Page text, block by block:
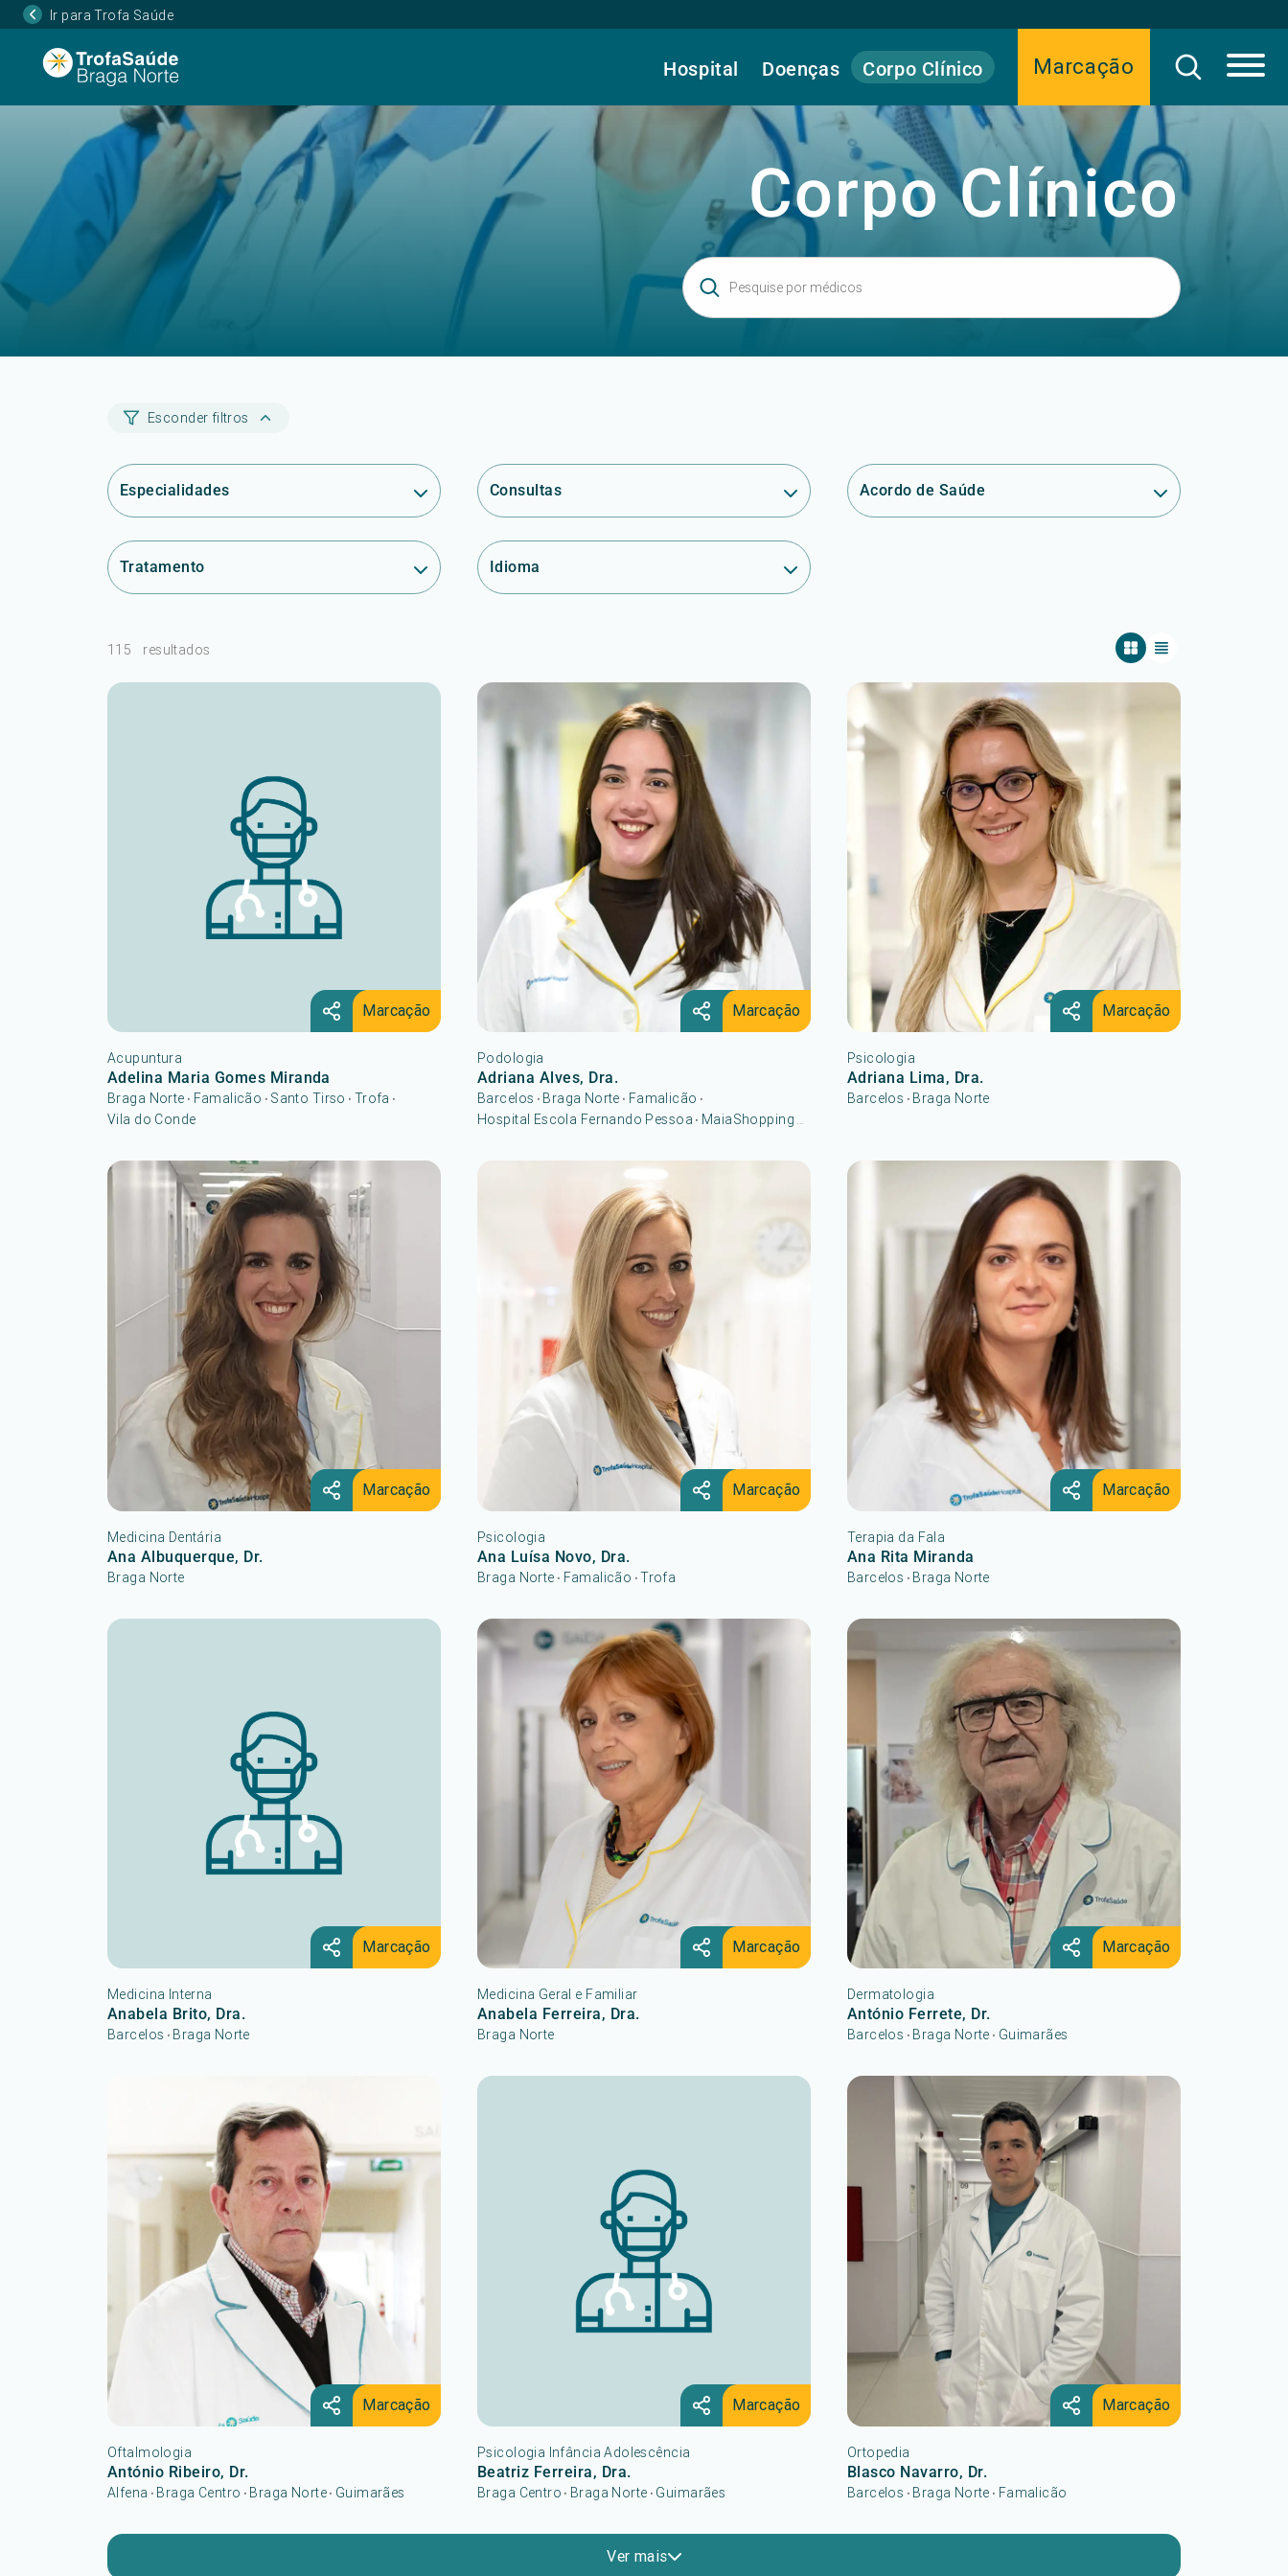
Ir para Trofa Saúde
Marcação
Hospital Doenças Corpo Clínico
Corpo Clínico
Esconder filtros
Especialidades Consultas Acordo de Saúde
Tratamento Idioma
115 resultados
Marcação
Acupuntura
Adelina Maria Gomes Miranda
Braga Norte • Famalicão • Santo Tirso • Trofa •
Vila do Conde
Marcação
Podologia
Adriana Alves, Dra.
Barcelos • Braga Norte • Famalicão •
Hospital Escola Fernando Pessoa • MaiaShopping ...
Marcação
Psicologia
Adriana Lima, Dra.
Barcelos • Braga Norte
Marcação
Medicina Dentária
Ana Albuquerque, Dr.
Braga Norte
Marcação
Psicologia
Ana Luísa Novo, Dra.
Braga Norte • Famalicão • Trofa
Marcação
Terapia da Fala
Ana Rita Miranda
Barcelos • Braga Norte
Marcação
Medicina Interna
Anabela Brito, Dra.
Barcelos • Braga Norte
Marcação
Medicina Geral e Familiar
Anabela Ferreira, Dra.
Braga Norte
Marcação
Dermatologia
António Ferrete, Dr.
Barcelos • Braga Norte • Guimarães
Marcação
Oftalmologia
António Ribeiro, Dr.
Alfena • Braga Centro • Braga Norte • Guimarães
Marcação
Psicologia Infância Adolescência
Beatriz Ferreira, Dra.
Braga Centro • Braga Norte • Guimarães
Marcação
Ortopedia
Blasco Navarro, Dr.
Barcelos • Braga Norte • Famalicão
Ver mais